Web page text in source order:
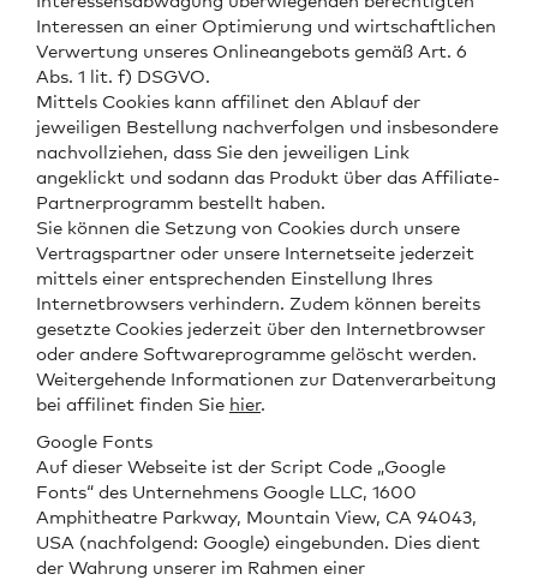
Interessen an einer Optimierung und wirtschaftlichen
Verwertung unseres Onlineangebots gemäß Art. 6
Abs. 1 lit. f) DSGVO.
Mittels Cookies kann affilinet den Ablauf der
jeweiligen Bestellung nachverfolgen und insbesondere
nachvollziehen, dass Sie den jeweiligen Link
angeklickt und sodann das Produkt über das Affiliate-
Partnerprogramm bestellt haben.
Sie können die Setzung von Cookies durch unsere
Vertragspartner oder unsere Internetseite jederzeit
mittels einer entsprechenden Einstellung Ihres
Internetbrowsers verhindern. Zudem können bereits
gesetzte Cookies jederzeit über den Internetbrowser
oder andere Softwareprogramme gelöscht werden.
Weitergehende Informationen zur Datenverarbeitung
bei affilinet finden Sie hier.
Google Fonts
Auf dieser Webseite ist der Script Code „Google
Fonts“ des Unternehmens Google LLC, 1600
Amphitheatre Parkway, Mountain View, CA 94043,
USA (nachfolgend: Google) eingebunden. Dies dient
der Wahrung unserer im Rahmen einer